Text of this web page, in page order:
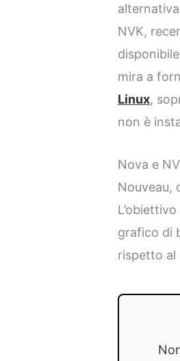
NVK,
mira a
Linux,
non è
Nova e
Nouveau,
grafico di
rispetto al